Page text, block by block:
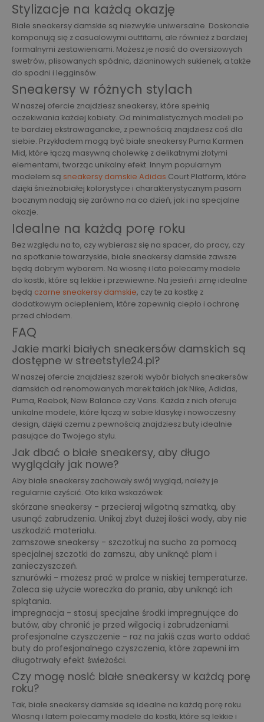
Stylizacje na każdą okazję
Białe sneakersy damskie są niezwykle uniwersalne. Doskonale
komponują się z casualowymi outfitami, ale również z bardziej
formalnymi zestawieniami. Możesz je nosić do oversizowych
swetrów, plisowanych spódnic, dzianinowych sukienek, a także
do spodni i legginsów.
Sneakersy w różnych stylach
W naszej ofercie znajdziesz sneakersy, które spełnią
oczekiwania każdej kobiety. Od minimalistycznych modeli po
te bardziej ekstrawaganckie, z pewnością znajdziesz coś dla
siebie. Przykładem mogą być białe sneakersy Puma Karmen
Mid, które łączą masywną cholewkę z delikatnymi złotymi
elementami, tworząc unikalny efekt. Innym popularnym
modelem są sneakersy damskie Adidas Court Platform, które
dzięki śnieżnobiałej kolorystyce i charakterystycznym pasom
bocznym nadają się zarówno na co dzień, jak i na specjalne
okazje.
Idealne na każdą porę roku
Bez względu na to, czy wybierasz się na spacer, do pracy, czy
na spotkanie towarzyskie, białe sneakersy damskie zawsze
będą dobrym wyborem. Na wiosnę i lato polecamy modele
do kostki, które są lekkie i przewiewne. Na jesień i zimę idealne
będą czarne sneakersy damskie, czy te za kostkę z
dodatkowym ociepleniem, które zapewnią ciepło i ochronę
przed chłodem.
FAQ
Jakie marki białych sneakersów damskich są
dostępne w streetstyle24.pl?
W naszej ofercie znajdziesz szeroki wybór białych sneakersów
damskich od renomowanych marek takich jak Nike, Adidas,
Puma, Reebok, New Balance czy Vans. Każda z nich oferuje
unikalne modele, które łączą w sobie klasykę i nowoczesny
design, dzięki czemu z pewnością znajdziesz buty idealnie
pasujące do Twojego stylu.
Jak dbać o białe sneakersy, aby długo
wyglądały jak nowe?
Aby białe sneakersy zachowały swój wygląd, należy je
regularnie czyścić. Oto kilka wskazówek:
skórzane sneakersy - przecieraj wilgotną szmatką, aby
usunąć zabrudzenia. Unikaj zbyt dużej ilości wody, aby nie
uszkodzić materiału.
zamszowe sneakersy - szczotkuj na sucho za pomocą
specjalnej szczotki do zamszu, aby uniknąć plam i
zanieczyszczeń.
sznurówki - możesz prać w pralce w niskiej temperaturze.
Zaleca się użycie woreczka do prania, aby uniknąć ich
splątania.
impregnacja - stosuj specjalne środki impregnujące do
butów, aby chronić je przed wilgocią i zabrudzeniami.
profesjonalne czyszczenie - raz na jakiś czas warto oddać
buty do profesjonalnego czyszczenia, które zapewni im
długotrwały efekt świeżości.
Czy mogę nosić białe sneakersy w każdą porę
roku?
Tak, białe sneakersy damskie są idealne na każdą porę roku.
Wiosną i latem polecamy modele do kostki, które są lekkie i